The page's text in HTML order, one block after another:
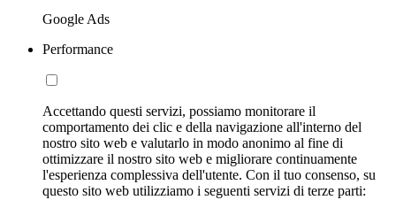
Google Ads
Performance
Accettando questi servizi, possiamo monitorare il
comportamento dei clic e della navigazione all'interno del
nostro sito web e valutarlo in modo anonimo al fine di
ottimizzare il nostro sito web e migliorare continuamente
l'esperienza complessiva dell'utente. Con il tuo consenso, su
questo sito web utilizziamo i seguenti servizi di terze parti: